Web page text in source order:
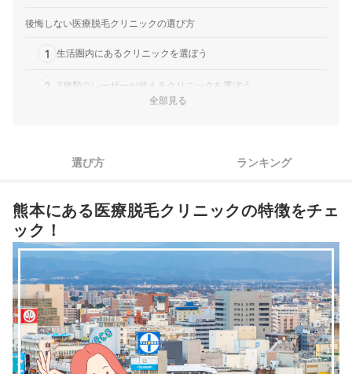
後悔しない医療脱毛クリニックの選び方
1 生活圏内にあるクリニックを選ぼう
2 3種類のレーザーが使えるクリニックを選ぼう
熊本の医療脱毛クリニック全7選おすすめ人気ランキング
人気の熊本にある医療脱毛クリニックを徹底比較！
医療脱毛は自由診療。無料のアフターケアが多いに越したことはない！
ほかの地域の医療脱毛クリニックもチェック
全部見る
選び方 ランキング
熊本にある医療脱毛クリニックの特徴をチェ
ック！